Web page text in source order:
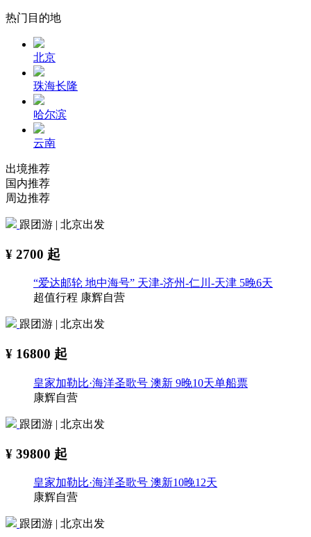
热门目的地
北京
珠海长隆
哈尔滨
云南
出境推荐
国内推荐
周边推荐
跟团游 | 北京出发
¥ 2700 起
“爱达邮轮 地中海号” 天津-济州-仁川-天津 5晚6天
超值行程 康辉自营
跟团游 | 北京出发
¥ 16800 起
皇家加勒比·海洋圣歌号 澳新 9晚10天单船票
康辉自营
跟团游 | 北京出发
¥ 39800 起
皇家加勒比·海洋圣歌号 澳新10晚12天
康辉自营
跟团游 | 北京出发